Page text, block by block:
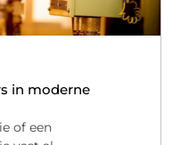
in moderne
of een